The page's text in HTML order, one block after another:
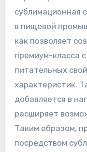
сублимационная
в пищевой
как позволяет
премиум-класса
питательных
характеристик.
добавляется в
расширяет
Таким образом,
посредством